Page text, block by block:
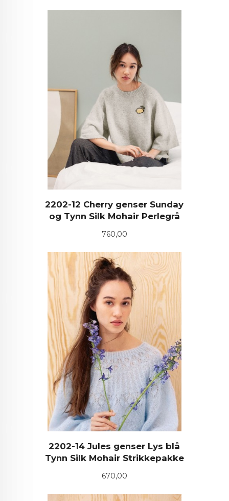
2202-12 Cherry genser Sunday
og Tynn Silk Mohair Perlegrå
Pris
760,00
2202-14 Jules genser Lys blå
Tynn Silk Mohair Strikkepakke
Pris
670,00